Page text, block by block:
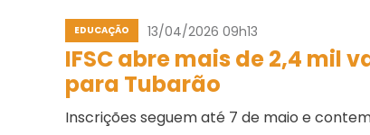
EDUCAÇÃO 13/04/2026 09h13
IFSC abre mais de 2,4 mil
para Tubarão
Inscrições seguem até 7 de maio e